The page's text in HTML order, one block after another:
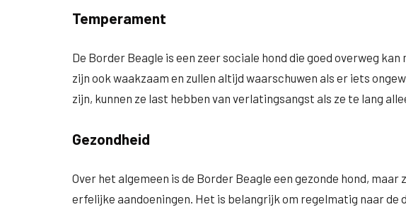
Temperament
De Border Beagle is een zeer sociale hond die goed overweg
zijn ook waakzaam en zullen altijd waarschuwen als er iets
zijn, kunnen ze last hebben van verlatingsangst als ze te lang
Gezondheid
Over het algemeen is de Border Beagle een gezonde hond, maar
erfelijke aandoeningen. Het is belangrijk om regelmatig naar de